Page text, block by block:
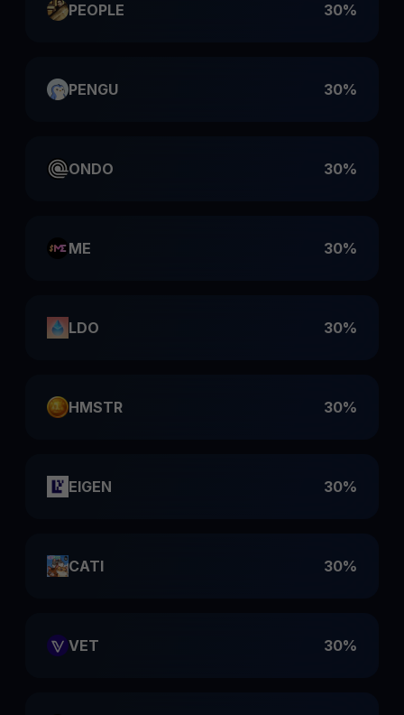
PEOPLE 30%
PENGU 30%
ONDO 30%
ME 30%
LDO 30%
HMSTR 30%
EIGEN 30%
CATI 30%
VET 30%